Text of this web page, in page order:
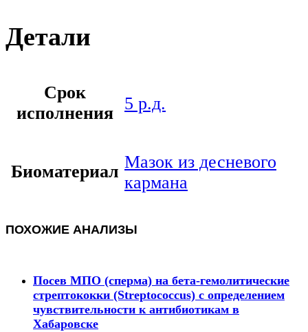
Детали
Срок
исполнения
5 р.д.
Биоматериал Мазок из десневого
кармана
ПОХОЖИЕ АНАЛИЗЫ
Посев МПО (сперма) на бета-гемолитические
стрептококки (Streptococcus) с определением
чувcтвительности к антибиотикам в
Хабаровске